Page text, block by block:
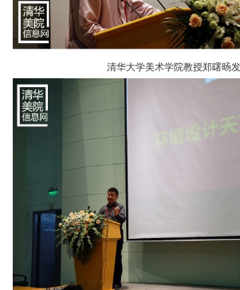
清华大学美术学院教授郑曙旸